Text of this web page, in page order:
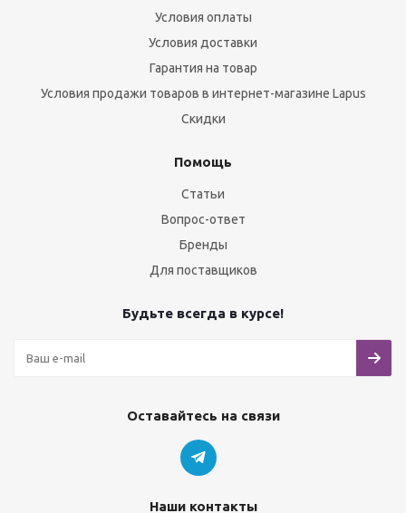
Условия оплаты
Условия доставки
Гарантия на товар
Условия продажи товаров в интернет-магазине Lapus
Скидки
Помощь
Статьи
Вопрос-ответ
Бренды
Для поставщиков
Будьте всегда в курсе!
Оставайтесь на связи
Наши контакты